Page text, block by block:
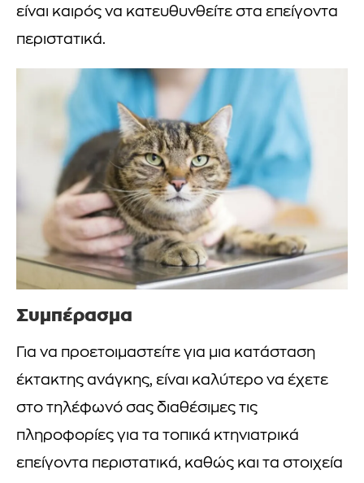
είναι καιρός να κατευθυνθείτε στα επείγοντα
περιστατικά.
Συμπέρασμα
Για να προετοιμαστείτε για μια κατάσταση
έκτακτης ανάγκης, είναι καλύτερο να έχετε
στο τηλέφωνό σας διαθέσιμες τις
πληροφορίες για τα τοπικά κτηνιατρικά
επείγοντα περιστατικά, καθώς και τα στοιχεία